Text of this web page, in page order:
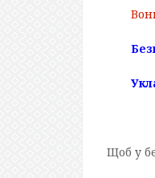
Щоб у